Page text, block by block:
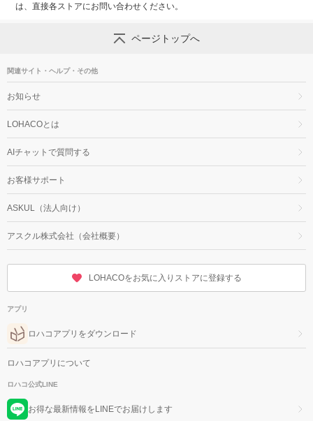
は、直接各ストアにお問い合わせください。
ページトップへ
関連サイト・ヘルプ・その他
お知らせ
LOHACOとは
AIチャットで質問する
お客様サポート
ASKUL（法人向け）
アスクル株式会社（会社概要）
LOHACOをお気に入りストアに登録する
アプリ
ロハコアプリをダウンロード
ロハコアプリについて
ロハコ公式LINE
お得な最新情報をLINEでお届けします